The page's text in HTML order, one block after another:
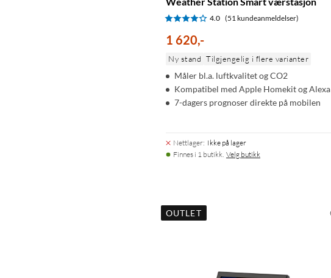
4.0 (51 kundeanmeldelser)
1 620,-
Ny stand Tilgjengelig i flere varianter
Måler bl.a. luftkvalitet og CO2
Kompatibel med Apple Homekit og Alexa
7-dagers prognoser direkte på mobilen
Nettlager: Ikke på lager
Finnes i 1 butikk. Velg butikk
OUTLET